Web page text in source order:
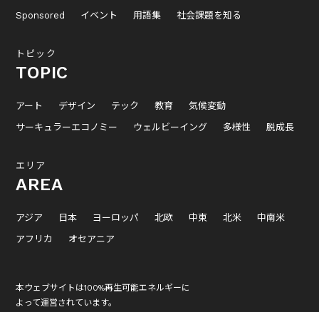
Sponsored
イベント 用語集 社会課題を知る
トピック
TOPIC
アート デザイン テック 教育
気候変動
サーキュラーエコノミー
ウェルビーイング 多様性 脱成長
エリア
AREA
アジア 日本 ヨーロッパ 北欧 中東 北米
中南米
アフリカ
オセアニア
本ウェブサイトは100%再生可能エネルギーに
よって運営されています。